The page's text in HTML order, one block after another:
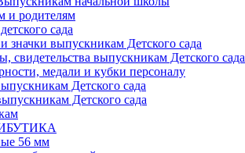
и родителям
сада
значки выпускникам Детского сада
свидетельства выпускникам Детского сада
медали и кубки персоналу
Детского сада
Детского сада
56 мм